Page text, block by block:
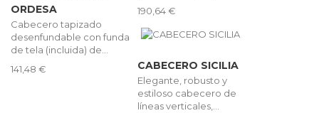
ORDESA
Cabecero tapizado
desenfundable con funda
de tela (incluida) de...
141,48 €
190,64 €
CABECERO SICILIA
Elegante, robusto y
estiloso cabecero de
líneas verticales,...